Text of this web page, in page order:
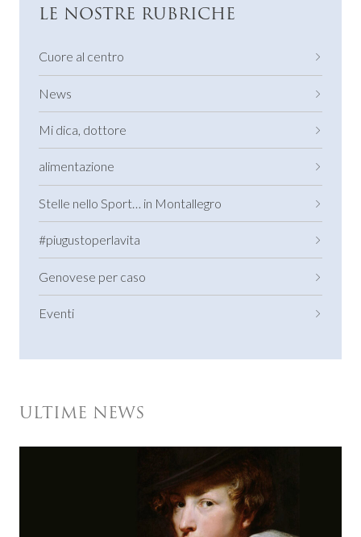
LE NOSTRE RUBRICHE
Cuore al centro
News
Mi dica, dottore
alimentazione
Stelle nello Sport… in Montallegro
#piugustoperlavita
Genovese per caso
Eventi
ULTIME NEWS